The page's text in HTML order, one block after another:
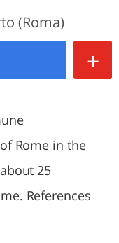
(Roma)
+
Rome in the
25
References